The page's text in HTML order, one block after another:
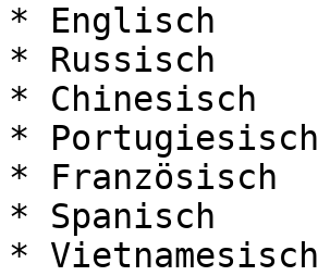
* Englisch
* Russisch
* Chinesisch
* Portugiesisch
* Französisch
* Spanisch
* Vietnamesisch